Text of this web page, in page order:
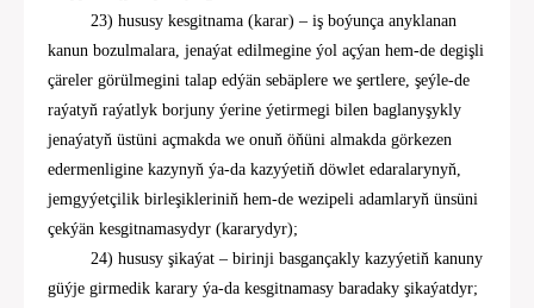
23) hususy kesgitnama (karar) – iş boýunça anyklanan
kanun bozulmalara, jenaýat edilmegine ýol açýan hem-de degişli
çäreler görülmegini talap edýän sebäplere we şertlere, şeýle-de
raýatyň raýatlyk borjuny ýerine ýetirmegi bilen baglanyşykly
jenaýatyň üstüni açmakda we onuň öňüni almakda görkezen
edermenligine kazynyň ýa-da kazyýetiň döwlet edaralarynyň,
jemgyýetçilik birleşikleriniň hem-de wezipeli adamlaryň ünsüni
çekýän kesgitnamasydyr (kararydyr);
24) hususy şikaýat – birinji basgançakly kazyýetiň kanuny
güýje girmedik karary ýa-da kesgitnamasy baradaky şikaýatdyr;